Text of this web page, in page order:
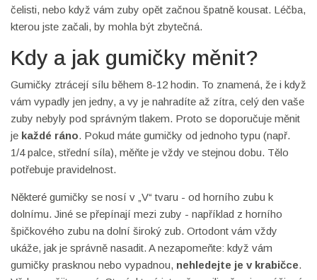
čelisti, nebo když vám zuby opět začnou špatně kousat. Léčba,
kterou jste začali, by mohla být zbytečná.
Kdy a jak gumičky měnit?
Gumičky ztrácejí sílu během 8-12 hodin. To znamená, že i když
vám vypadly jen jedny, a vy je nahradíte až zítra, celý den vaše
zuby nebyly pod správným tlakem. Proto se doporučuje měnit
je každé ráno. Pokud máte gumičky od jednoho typu (např.
1/4 palce, střední síla), měňte je vždy ve stejnou dobu. Tělo
potřebuje pravidelnost.
Některé gumičky se nosí v „V“ tvaru - od horního zubu k
dolnímu. Jiné se přepínají mezi zuby - například z horního
špičkového zubu na dolní široký zub. Ortodont vám vždy
ukáže, jak je správně nasadit. A nezapomeňte: když vám
gumičky prasknou nebo vypadnou, nehledejte je v krabičce.